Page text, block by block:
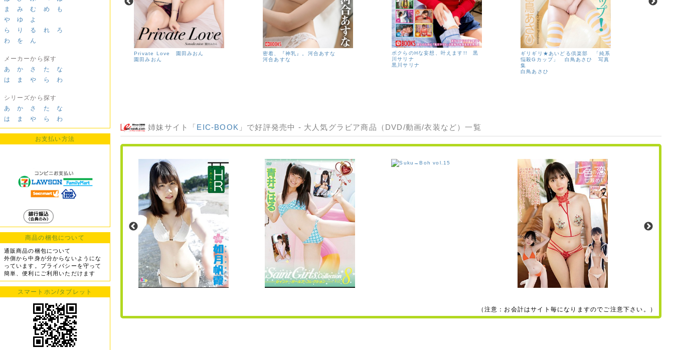
ま
み む め
も
や
ゆ
よ
ら
り る れ
ろ
わ
を ん
メーカーから探す
あ
か さ た
な
は
ま や ら わ
シリーズから探す
あ
か さ た
な
は
ま や ら わ
お支払い方法
商品の梱包について
通販商品の梱包について
外側から中身が分からないようにな
っています。プライバシーを守って
簡単、便利にご利用いただけます
スマートホン/タブレット
Private Love 園田みおん
園田みおん
密着、『神乳』。河合あすな
河合あすな
ボクらのHな妄想、叶えます!! 黒
川サリナ
黒川サリナ
ギリギリ★あいどる倶楽部 「純系
悩殺Gカップ」 白鳥あさひ 写真
集
白鳥あさひ
姉妹サイト「EIC-BOOK 」で好評発売中 - 大人気グラビア商品（DVD/動画/衣装など）一覧
（注意：お会計はサイト毎になりますのでご注意下さい。）